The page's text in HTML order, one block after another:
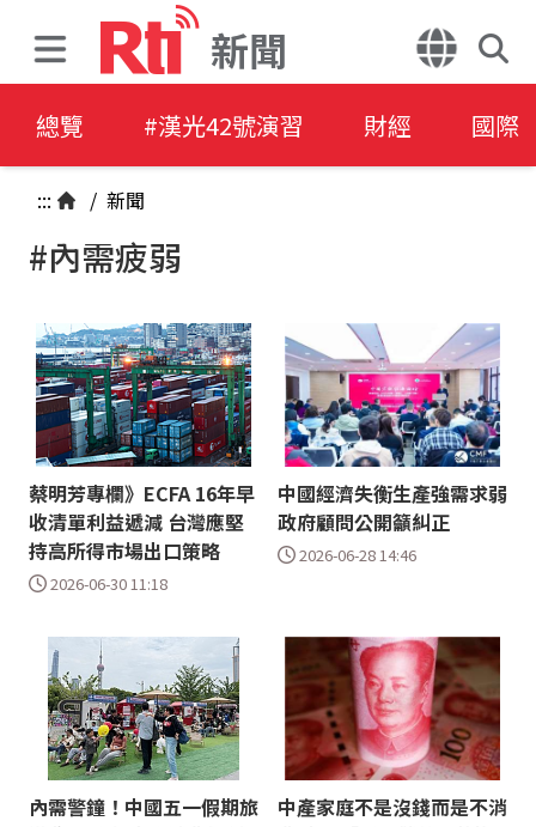
新聞
總覽 #漢光42號演習 財經 國際
::: / 新聞
#內需疲弱
蔡明芳專欄》ECFA 16年早
收清單利益遞減 台灣應堅
持高所得市場出口策略
2026-06-30 11:18
中國經濟失衡生產強需求弱
政府顧問公開籲糾正
2026-06-28 14:46
內需警鐘！中國五一假期旅
中產家庭不是沒錢而是不消